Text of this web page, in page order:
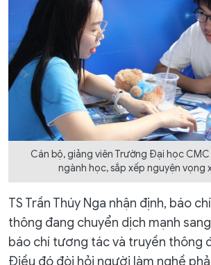
Cán bộ, giảng viên Trường Đại học
ngành học, sắp xếp nguyện vọng
TS Trần Thúy Nga nhận định, báo
thông đang chuyển dịch mạnh
báo chí tương tác và truyền thông
Điều đó đòi hỏi người làm nghề